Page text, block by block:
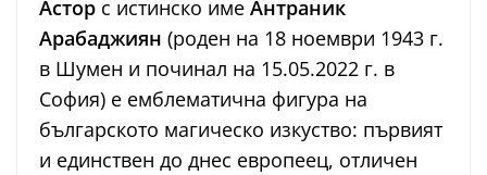
Астор с истинско име Антраник
Арабаджиян (роден на 18 ноември 1943 г.
в Шумен и починал на 15.05.2022 г. в
София) е емблематична фигура на
българското магическо изкуство: първият
и единствен до днес европеец, отличен